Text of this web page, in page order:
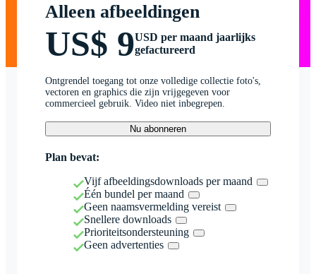
Alleen afbeeldingen
US$ 9USD per maand jaarlijks
gefactureerd
Ontgrendel toegang tot onze volledige collectie foto's,
vectoren en graphics die zijn vrijgegeven voor
commercieel gebruik. Video niet inbegrepen.
Nu abonneren
Plan bevat:
Vijf afbeeldingsdownloads per maand
Één bundel per maand
Geen naamsvermelding vereist
Snellere downloads
Prioriteitsondersteuning
Geen advertenties